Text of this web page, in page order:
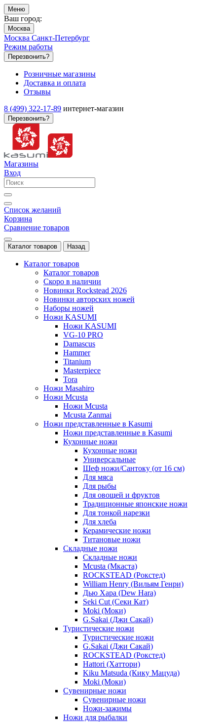
Меню
Ваш город:
Москва
Москва Санкт-Петербург
Режим работы
Перезвонить?
Розничные магазины
Доставка и оплата
Отзывы
8 (499) 322-17-89 интернет-магазин
Перезвонить?
Магазины
Вход
Список желаний
Корзина
Сравнение товаров
Каталог товаров Назад
Каталог товаров
Каталог товаров
Скоро в наличии
Новинки Rockstead 2026
Новинки авторских ножей
Наборы ножей
Ножи KASUMI
Ножи KASUMI
VG-10 PRO
Damascus
Hammer
Titanium
Masterpiece
Tora
Ножи Masahiro
Ножи Mcusta
Ножи Mcusta
Mcusta Zanmai
Ножи представленные в Kasumi
Ножи представленные в Kasumi
Кухонные ножи
Кухонные ножи
Универсальные
Шеф ножи/Сантоку (от 16 см)
Для мяса
Для рыбы
Для овощей и фруктов
Традиционные японские ножи
Для тонкой нарезки
Для хлеба
Керамические ножи
Титановые ножи
Складные ножи
Складные ножи
Mcusta (Мкаста)
ROCKSTEAD (Рокстед)
William Henry (Вильям Генри)
Дью Хара (Dew Hara)
Seki Cut (Секи Кат)
Moki (Моки)
G.Sakai (Джи Сакай)
Туристические ножи
Туристические ножи
G.Sakai (Джи Сакай)
ROCKSTEAD (Рокстед)
Hattori (Хаттори)
Kiku Matsuda (Кику Мацуда)
Moki (Моки)
Сувенирные ножи
Сувенирные ножи
Ножи-зажимы
Ножи для рыбалки